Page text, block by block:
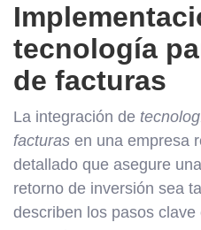
tecnología
de facturas
La integración de
facturas en una empresa
detallado que asegure
retorno de inversión sea
describen los pasos